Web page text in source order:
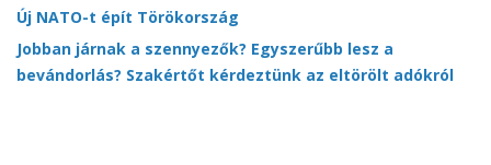
Új NATO-t épít Törökország
Jobban járnak a szennyezők? Egyszerűbb lesz a
bevándorlás? Szakértőt kérdeztünk az eltörölt adókról